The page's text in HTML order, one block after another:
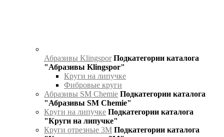
Абразивы Klingspor Подкатегории каталога
"Абразивы Klingspor"
Круги на липучке
Фибровые круги
Абразивы SM Chemie Подкатегории каталога
"Абразивы SM Chemie"
Круги на липучке Подкатегории каталога
"Круги на липучке"
Круги отрезные 3М Подкатегории каталога